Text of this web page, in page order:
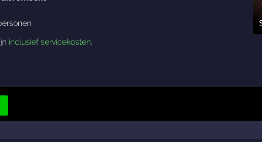
inclusief servicekosten.